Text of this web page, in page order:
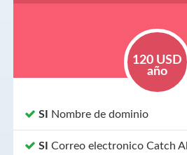
120 USD
año
SI Nombre de dominio
SI Correo electronico Catch All